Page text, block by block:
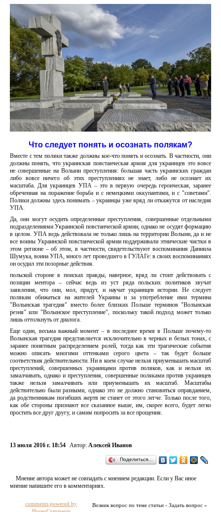
Что следует понять и осознать полякам?
Вместе с тем поляки также должны кое-что понять и осознать. В частности, они
должны понять, что украинская повстанческая армия для украинцев это вовсе
не совершенные на Волыни преступления: большая часть украинских граждан
либо вовсе ничего об этих преступлениях не знает, либо не осознает их
масштаба. Для украинцев УПА – это в первую очередь героическая, заранее
обреченная на поражение борьба и с немецкими оккупантами, и с "советами".
Поляки должны здесь понимать – украинцы уже вряд ли откажутся от наследия
УПА.
Да, они могут осудить определенные преступления, совершенные отдельными
подразделениями Украинской повстанческой армии, однако не осудят формацию
в целом. УПА ведь действовала не только лишь на территории Волыни, да и не
все воины Украинской повстанческой армии поддерживали этнические чистки в
этом регионе – об этом, в частности, свидетельствуют воспоминания Даниила
Шумука, воина УПА, много лет проведшего в ГУЛАГе: в своих воспоминаниях
он осудил эти позорные действия.
польской стороне в поисках правды, наверное, вряд ли стоит действовать с
позиции ментора – сейчас ведь из уст ряда польских политиков звучат
заявления, что они, мол, придут, и научат украинцев истории. Не следует
полякам обижаться на жителей Украины и за употребление ими термина
"Волынская трагедия" вместо более близких Польше терминов "Волынская
резня" или "Волынское преступление", поскольку такой подход может только
лишь оттолкнуть от диалога.
Еще один, весьма важный момент – в последнее время в Польше почему-то
Волынская трагедия представляется исключительно в черных и белых тонах, с
заранее понятным распределением ролей, тогда как эти трагические события
можно описать многими оттенками серого цвета – так будет больше
соответствия действительности. Ни в коем случае нельзя приуменьшать масштаб
преступлений, совершенных украинцами против поляков, как и нельзя их
замалчивать, однако и преступления, совершенные поляками против украинцев
также нельзя замалчивать или приуменьшать их масштаб. Масштабы
действительно были разными, однако это не должно становиться оправданием,
да родственникам погибших жертв не станет от этого легче. Только после того,
как обе стороны признают все сказанное выше, им, скорее всего, будет легко
простить все друг другу, и самим попросить за все прощения.
13 июля 2016 г. 18:54 Автор: Алексей Иванов
Поделиться…
Мнение автора может не совпадать с мнением редакции. Если у Вас иное
мнение напишите его в комментариях.
Возник вопрос по теме статьи - Задать вопрос »
comments powered by
HyperComments